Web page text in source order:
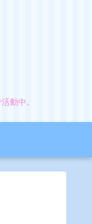
動中。